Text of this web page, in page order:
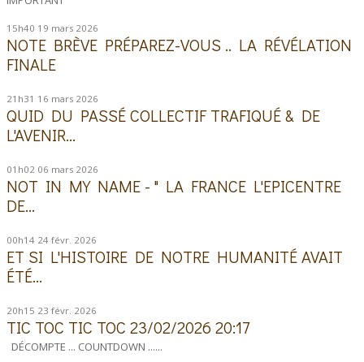
15h40 19 mars 2026
NOTE BRÈVE PRÉPAREZ-VOUS .. LA RÉVÉLATION
FINALE
21h31 16 mars 2026
QUID DU PASSÉ COLLECTIF TRAFIQUÉ & DE
L'AVENIR...
01h02 06 mars 2026
NOT IN MY NAME - " LA FRANCE L'EPICENTRE
DE...
00h14 24 févr. 2026
ET SI L'HISTOIRE DE NOTRE HUMANITÉ AVAIT
ÉTÉ...
20h15 23 févr. 2026
TIC TOC TIC TOC 23/02/2026 20:17
DÉCOMPTE ... COUNTDOWN ......